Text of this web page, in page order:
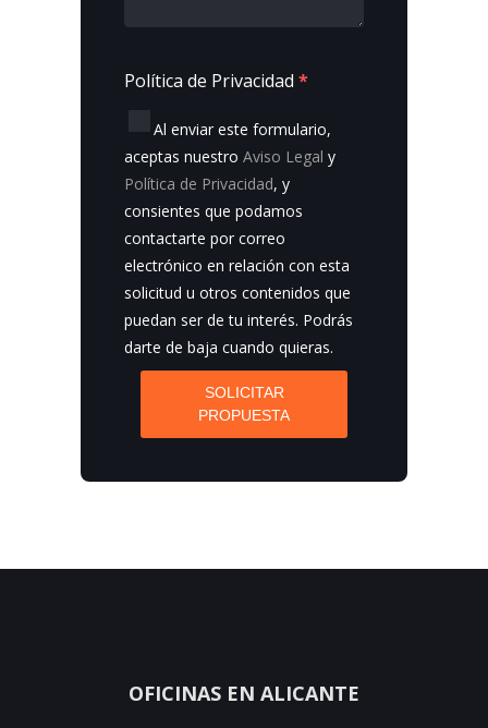
Política de Privacidad *
Al enviar este formulario,
aceptas nuestro Aviso Legal y
Política de Privacidad, y
consientes que podamos
contactarte por correo
electrónico en relación con esta
solicitud u otros contenidos que
puedan ser de tu interés. Podrás
darte de baja cuando quieras.
SOLICITAR
PROPUESTA
OFICINAS EN ALICANTE